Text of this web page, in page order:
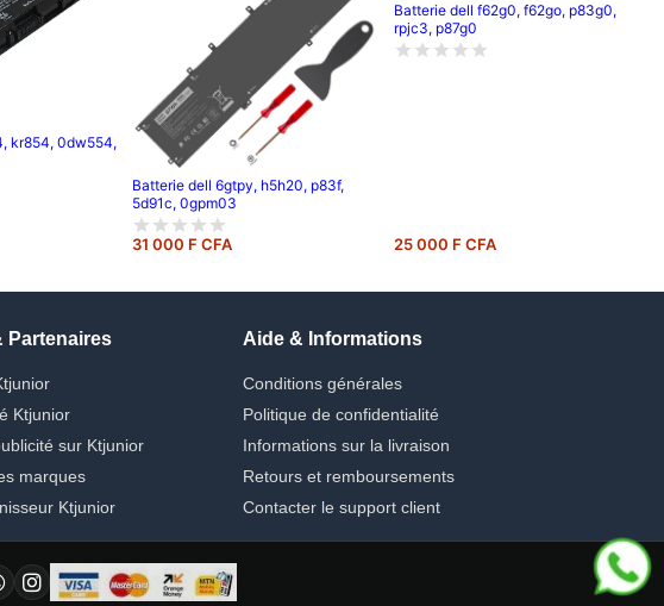
kr854, 0dw554,
Batterie dell 6gtpy, h5h20, p83f,
5d91c, 0gpm03
31 000 F CFA
Batterie dell f62g0, f62go, p83g0,
rpjc3, p87g0
25 000 F CFA
Partenaires
Ktjunior
sur Ktjunior
marques
Ktjunior
Aide & Informations
Conditions générales
Politique de confidentialité
Informations sur la livraison
Retours et remboursements
Contacter le support client